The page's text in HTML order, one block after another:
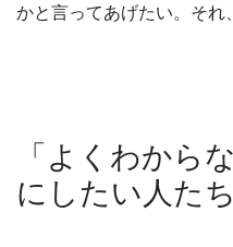
かと言ってあげたい。それ
「よくわから
にしたい人たち